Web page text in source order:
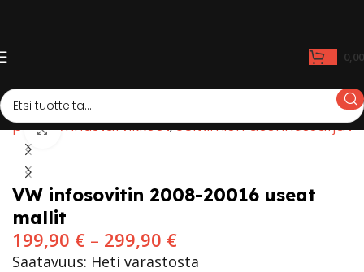
Asennustarvikkeet Soittimien asennussarjat
Click to enlarge
VW infosovitin 2008-20016 useat
mallit
199,90 € – 299,90 €
Saatavuus: Heti varastosta